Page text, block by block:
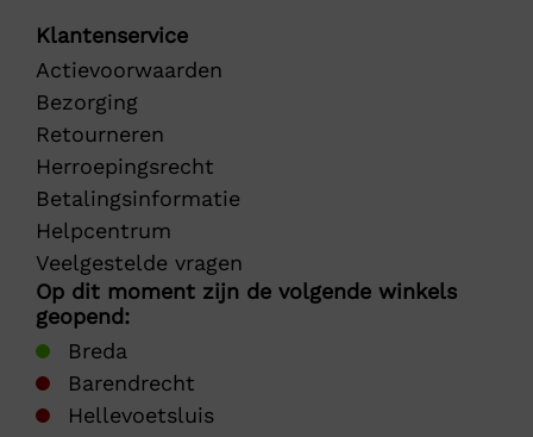
Klantenservice
Actievoorwaarden
Bezorging
Retourneren
Herroepingsrecht
Betalingsinformatie
Helpcentrum
Veelgestelde vragen
Op dit moment zijn de volgende winkels
geopend:
Breda
Barendrecht
Hellevoetsluis